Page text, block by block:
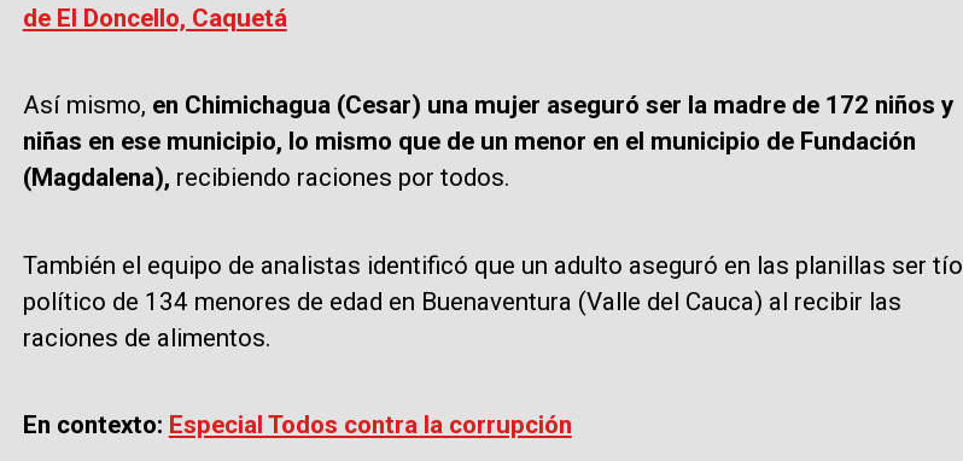
de El Doncello, Caquetá
Así mismo, en Chimichagua (Cesar) una mujer aseguró ser la madre de 172 niños y
niñas en ese municipio, lo mismo que de un menor en el municipio de Fundación
(Magdalena), recibiendo raciones por todos.
También el equipo de analistas identificó que un adulto aseguró en las planillas ser tío
político de 134 menores de edad en Buenaventura (Valle del Cauca) al recibir las
raciones de alimentos.
En contexto: Especial Todos contra la corrupción